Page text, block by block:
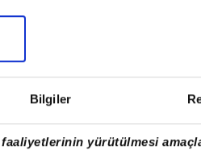
Bilgiler
yürütülmesi